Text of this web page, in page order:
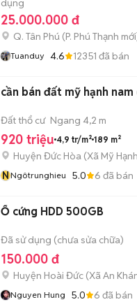
dụng
25.000.000 đ
Q. Tân Phú (P. Phú Thạnh
Tuanduy 4.6 12351 đã bán
cần bán đất mỹ hạnh nam
Đất thổ cư Ngang 4,2 m
920 triệu 4,9 tr/m² 189 m²
Huyện Đức Hòa (Xã Mỹ Hạnh
NNgôtrunghieu 5.0 6 đã bán
Ổ cứng HDD 500GB
Đã sử dụng (chưa sửa chữa)
150.000 đ
Huyện Hoài Đức (Xã An
Nguyen Hung 5.0 6 đã bán